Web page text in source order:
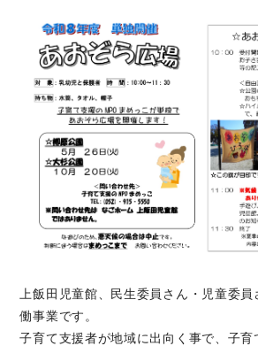
上飯田児童館、民生委員さん・児童委
働事業です。
子育て支援者が地域に出向く事で、子育